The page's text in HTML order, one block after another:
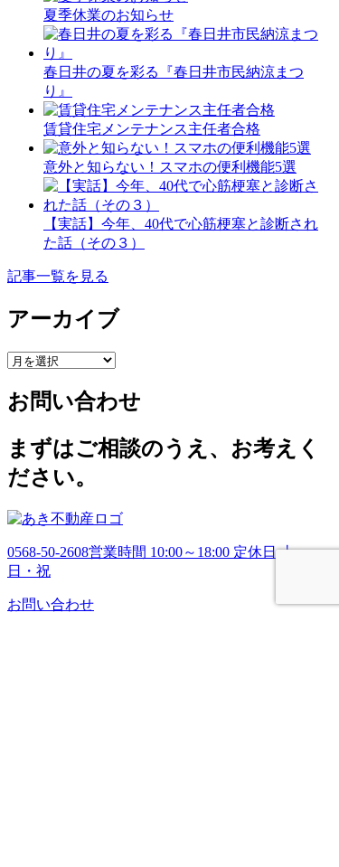
夏季休業のお知らせ
春日井の夏を彩る『春日井市民納涼まつ
り』
賃貸住宅メンテナンス主任者合格
意外と知らない！スマホの便利機能5選
【実話】今年、40代で心筋梗塞と診断され
た話（その３）
記事一覧を見る
アーカイブ
ア
カ
イ
ブ
お問い合わせ
まずはご相談のうえ、お考えく
ださい。
0568-50-2608営業時間 10:00～18:00 定休日 土・
日・祝
お問い合わせ